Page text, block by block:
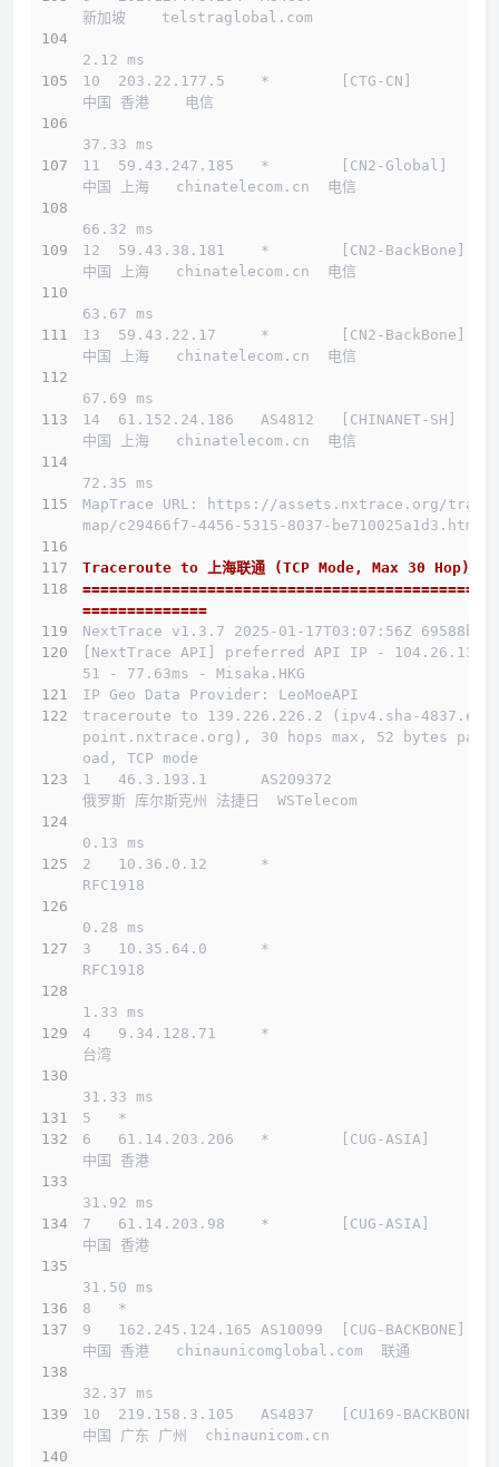
新加坡    telstraglobal.com
2.12 ms
10  203.22.177.5    *        [CTG-CN]
中国 香港    电信
37.33 ms
11  59.43.247.185   *        [CN2-Global]
中国 上海   chinatelecom.cn  电信
66.32 ms
12  59.43.38.181    *        [CN2-BackBone]
中国 上海   chinatelecom.cn  电信
63.67 ms
13  59.43.22.17     *        [CN2-BackBone]
中国 上海   chinatelecom.cn  电信
67.69 ms
14  61.152.24.186   AS4812   [CHINANET-SH]
中国 上海   chinatelecom.cn  电信
72.35 ms
MapTrace URL: https://assets.nxtrace.org/trace
map/c29466f7-4456-5315-8037-be710025a1d3.html
Traceroute to 上海联通 (TCP Mode, Max 30 Hop)
==============================================
==============
NextTrace v1.3.7 2025-01-17T03:07:56Z 69588b0
[NextTrace API] preferred API IP - 104.26.13.1
51 - 77.63ms - Misaka.HKG
IP Geo Data Provider: LeoMoeAPI
traceroute to 139.226.226.2 (ipv4.sha-4837.end
point.nxtrace.org), 30 hops max, 52 bytes payl
oad, TCP mode
1   46.3.193.1      AS209372
俄罗斯 库尔斯克州 法捷日  WSTelecom
0.13 ms
2   10.36.0.12      *
RFC1918
0.28 ms
3   10.35.64.0      *
RFC1918
1.33 ms
4   9.34.128.71     *
台湾
31.33 ms
5   *
6   61.14.203.206   *        [CUG-ASIA]
中国 香港
31.92 ms
7   61.14.203.98    *        [CUG-ASIA]
中国 香港
31.50 ms
8   *
9   162.245.124.165 AS10099  [CUG-BACKBONE]
中国 香港   chinaunicomglobal.com  联通
32.37 ms
10  219.158.3.105   AS4837   [CU169-BACKBONE]
中国 广东 广州  chinaunicom.cn